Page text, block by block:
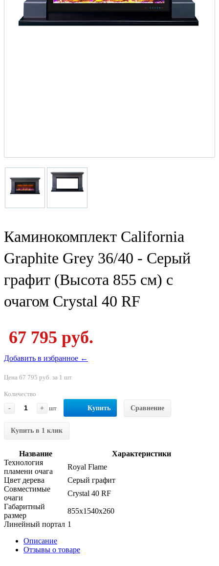
Каминокомплект California
Graphite Grey 36/40 - Серый
графит (Высота 855 см) с
очагом Crystal 40 RF
67 795 руб.
Добавить в избранное ←
Цена 67 795 руб. за 1 шт
Количество
-
+ шт Купить Сравнение
Купить в 1 клик
Название
Характеристики
Технология
пламени очага
Royal Flame
Цвет дерева
Серый графит
Совместимые
очаги
Crystal 40 RF
Габаритный
размер
855x1540x260
Линейный портал 1
Описание
Отзывы о товаре